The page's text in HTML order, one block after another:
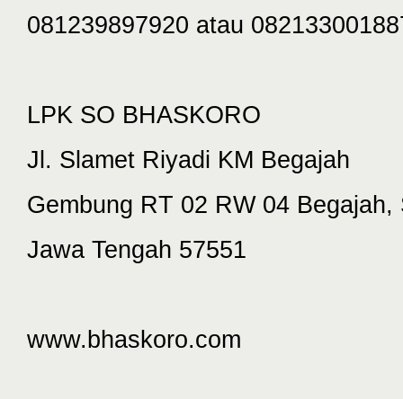
081239897920 atau
LPK SO BHASKORO
Jl. Slamet Riyadi KM Begajah
Gembung RT 02 RW 04
Jawa Tengah 57551
www.bhaskoro.com